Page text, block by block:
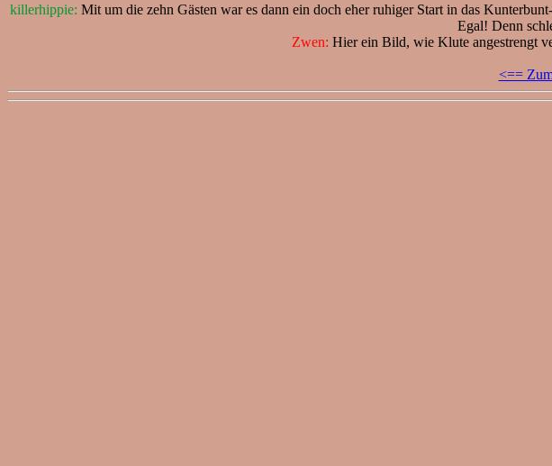
killerhippie: Mit um die zehn Gästen war es dann ein doch eher ruhiger Start in das
Egal! Denn
Zwen: Hier ein Bild, wie Klute angestrengt
<==